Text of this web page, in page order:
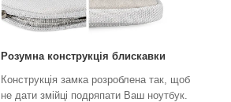
Розумна конструкція блискавки
Конструкція замка розроблена так, щоб
не дати змійці подряпати Ваш ноутбук.